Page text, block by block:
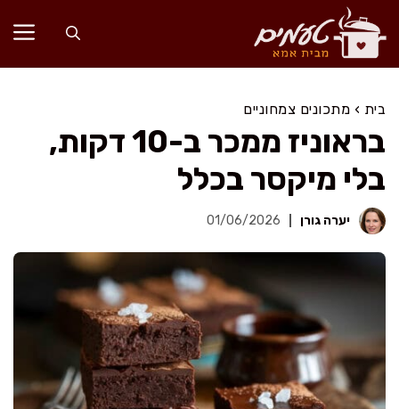
לדלג
לתוכן
בית › מתכונים צמחוניים
בראוניז ממכר ב-10 דקות,
בלי מיקסר בכלל
יערה גורן 01/06/2026